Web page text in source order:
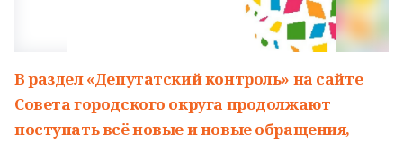
В раздел «Депутатский контроль» на сайте
Совета городского округа продолжают
поступать всё новые и новые обращения,